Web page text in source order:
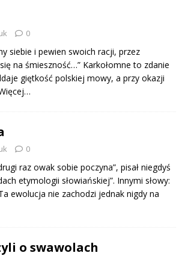
0
siebie i pewien swoich racji, przez
na śmieszność…” Karkołomne to zdanie
giętkość polskiej mowy, a przy okazji
0
raz owak sobie poczyna”, pisał niegdyś
etymologii słowiańskiej”. Innymi słowy:
ewolucja nie zachodzi jednak nigdy na
o swawolach